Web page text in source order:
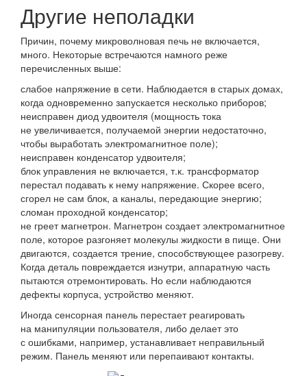
Другие неполадки
Причин, почему микроволновая печь не включается,
много. Некоторые встречаются намного реже
перечисленных выше:
слабое напряжение в сети. Наблюдается в старых домах,
когда одновременно запускается несколько приборов;
неисправен диод удвоителя (мощность тока
не увеличивается, получаемой энергии недостаточно,
чтобы выработать электромагнитное поле);
неисправен конденсатор удвоителя;
блок управления не включается, т.к. трансформатор
перестал подавать к нему напряжение. Скорее всего,
сгорел не сам блок, а каналы, передающие энергию;
сломан проходной конденсатор;
не греет магнетрон. Магнетрон создает электромагнитное
поле, которое разгоняет молекулы жидкости в пище. Они
двигаются, создается трение, способствующее разогреву.
Когда деталь повреждается изнутри, аппаратную часть
пытаются отремонтировать. Но если наблюдаются
дефекты корпуса, устройство меняют.
Иногда сенсорная панель перестает реагировать
на манипуляции пользователя, либо делает это
с ошибками, например, устанавливает неправильный
режим. Панель меняют или перепаивают контакты.